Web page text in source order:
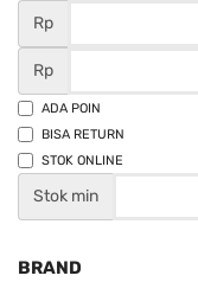
Rp
Rp
ADA POIN
BISA RETURN
STOK ONLINE
Stok min
BRAND